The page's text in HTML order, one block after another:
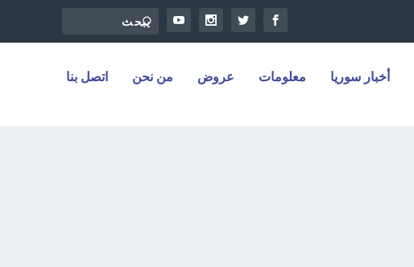
أخبار سوريا معلومات عروض من نحن اتصل بنا